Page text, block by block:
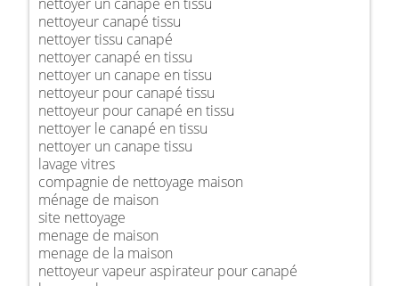
nettoyeur canapé tissu
nettoyer tissu canapé
nettoyer canapé en tissu
nettoyer un canape en tissu
nettoyeur pour canapé tissu
nettoyeur pour canapé en tissu
nettoyer le canapé en tissu
nettoyer un canape tissu
lavage vitres
compagnie de nettoyage maison
ménage de maison
site nettoyage
menage de maison
menage de la maison
nettoyeur vapeur aspirateur pour canapé